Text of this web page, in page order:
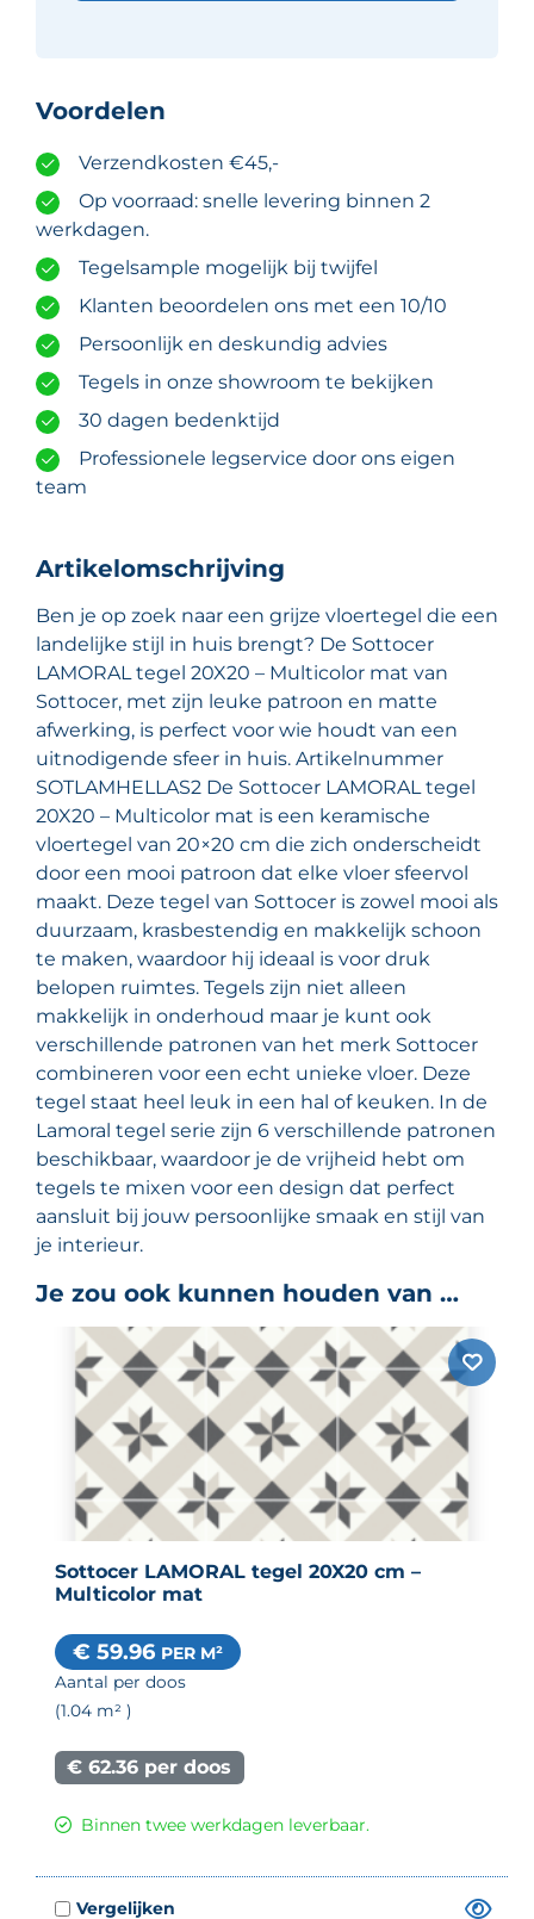
Artikelomschrijving
Ben je op zoek naar een grijze vloertegel die een
landelijke stijl in huis brengt? De Sottocer
LAMORAL tegel 20X20 – Multicolor mat van
Sottocer, met zijn leuke patroon en matte
afwerking, is perfect voor wie houdt van een
uitnodigende sfeer in huis. Artikelnummer
SOTLAMHELLAS2 De Sottocer LAMORAL tegel
20X20 – Multicolor mat is een keramische
vloertegel van 20×20 cm die zich onderscheidt
door een mooi patroon dat elke vloer sfeervol
maakt. Deze tegel van Sottocer is zowel mooi als
duurzaam, krasbestendig en makkelijk schoon
te maken, waardoor hij ideaal is voor druk
belopen ruimtes. Tegels zijn niet alleen
makkelijk in onderhoud maar je kunt ook
verschillende patronen van het merk Sottocer
combineren voor een echt unieke vloer. Deze
tegel staat heel leuk in een hal of keuken. In de
Lamoral tegel serie zijn 6 verschillende patronen
beschikbaar, waardoor je de vrijheid hebt om
tegels te mixen voor een design dat perfect
aansluit bij jouw persoonlijke smaak en stijl van
je interieur.
Voordelen
Verzendkosten €45,-
Op voorraad: snelle levering binnen 2
werkdagen.
Tegelsample mogelijk bij twijfel
Klanten beoordelen ons met een 10/10
Persoonlijk en deskundig advies
Tegels in onze showroom te bekijken
30 dagen bedenktijd
Professionele legservice door ons eigen
team
Je zou ook kunnen houden van …
Sottocer LAMORAL tegel 20X20 cm –
Multicolor mat
€ 59.96 PER M²
Aantal per doos
(1.04 m² )
€ 62.36 per doos
Binnen twee werkdagen leverbaar.